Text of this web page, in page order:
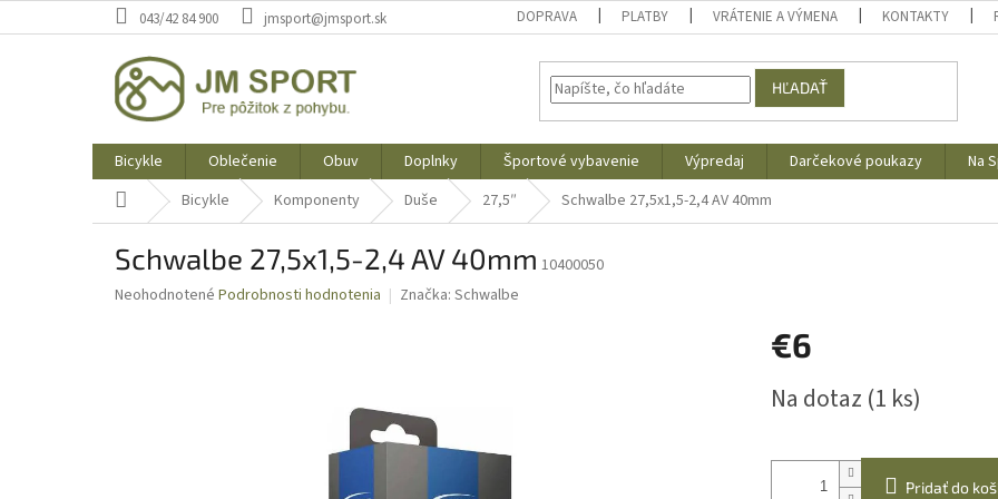
na
043/42 84 900 jmsport@jmsport.sk DOPRAVA PLATBY VRÁTENIE A VÝMENA KONTAKTY
HĽADAŤ
Bicykle Oblečenie Obuv Doplnky Športové vybavenie Výpredaj Darčekové poukazy Na
DomovBicykle Komponenty Duše 27,5″ Schwalbe 27,5x1,5-2,4 AV 40mm
Schwalbe 27,5x1,5-2,4 AV 40mm 10400050
Priemerné
Neohodnotené Podrobnosti hodnotenia Značka: Schwalbe
€6
cena:
Na dotaz (1 ks)
Pridať do